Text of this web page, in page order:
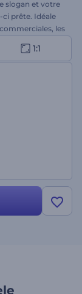
slogan et votre
prête. Idéale
les
plus tarder !
1:1